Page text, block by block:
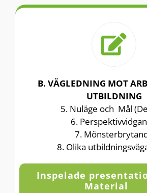
B. VÄGLEDNING MOT
UTBILDNING
5. Nuläge och Mål
6.
7.
8. Olika
Inspelade
Material